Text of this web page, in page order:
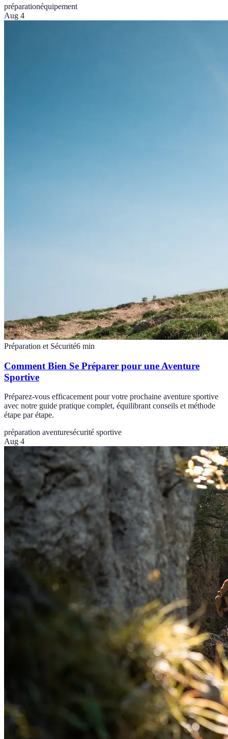
préparationéquipement
Aug 4
Préparation et Sécurité6 min
Comment Bien Se Préparer pour une Aventure
Sportive
Préparez-vous efficacement pour votre prochaine aventure sportive
avec notre guide pratique complet, équilibrant conseils et méthode
étape par étape.
préparation aventuresécurité sportive
Aug 4